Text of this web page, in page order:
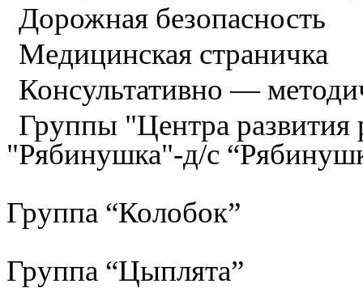
Дорожная безопасность
Медицинская страничка
Консультативно —
Группы "Центра развития
"Рябинушка"-д/с
Группа “Колобок”
Группа “Цыплята”